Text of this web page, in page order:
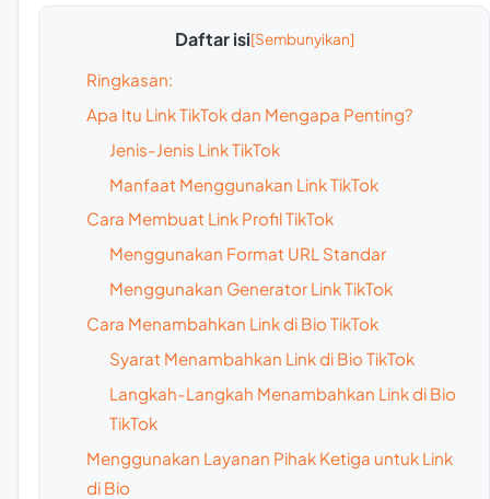
Daftar isi
Ringkasan:
Apa Itu Link TikTok dan Mengapa Penting?
Jenis-Jenis Link TikTok
Manfaat Menggunakan Link TikTok
Cara Membuat Link Profil TikTok
Menggunakan Format URL Standar
Menggunakan Generator Link TikTok
Cara Menambahkan Link di Bio TikTok
Syarat Menambahkan Link di Bio TikTok
Langkah-Langkah Menambahkan Link di Bio
TikTok
Menggunakan Layanan Pihak Ketiga untuk Link
di Bio